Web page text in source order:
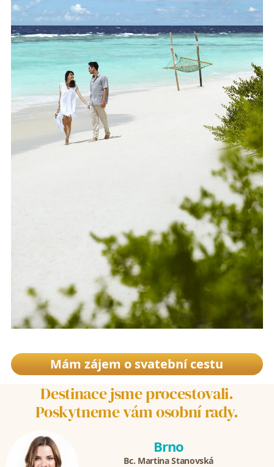
Mám zájem o svatební cestu
Destinace jsme procestovali.
Poskytneme vám osobní rady.
Brno
Bc. Martina Stanovská